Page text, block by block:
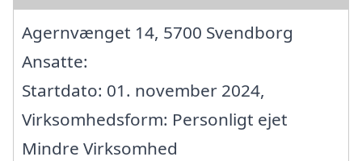
Agernvænget 14, 5700 Svendborg
Ansatte:
Startdato: 01. november 2024,
Virksomhedsform: Personligt ejet
Mindre Virksomhed